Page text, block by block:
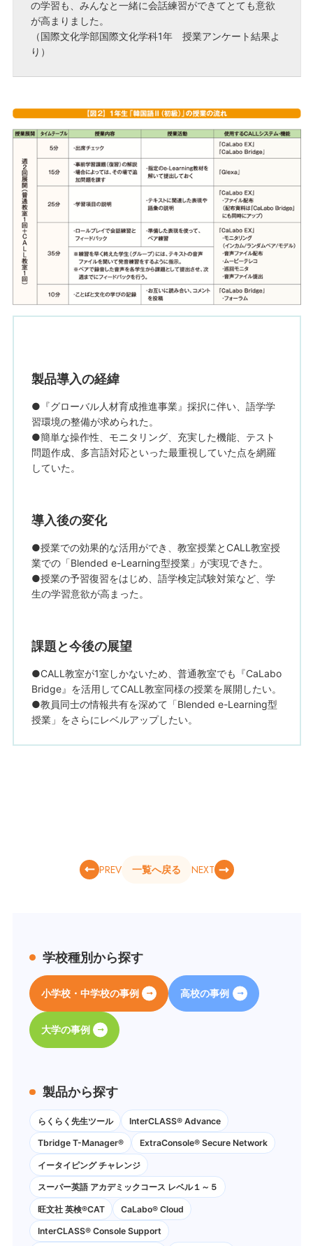
の学習も、みんなと一緒に会話練習ができてとても意欲
が高まりました。
（国際文化学部国際文化学科1年 授業アンケート結果よ
り）
製品導入の経緯
●『グローバル人材育成推進事業』採択に伴い、語学学
習環境の整備が求められた。
●簡単な操作性、モニタリング、充実した機能、テスト
問題作成、多言語対応といった最重視していた点を網羅
していた。
導入後の変化
●授業での効果的な活用ができ、教室授業とCALL教室授
業での「Blended e-Learning型授業」が実現できた。
●授業の予習復習をはじめ、語学検定試験対策など、学
生の学習意欲が高まった。
課題と今後の展望
●CALL教室が1室しかないため、普通教室でも『CaLabo
Bridge』を活用してCALL教室同様の授業を展開したい。
●教員同士の情報共有を深めて「Blended e-Learning型
授業」をさらにレベルアップしたい。
PREV 一覧へ戻る NEXT
学校種別から探す
小学校・中学校の事例 高校の事例
大学の事例
製品から探す
らくらく先生ツール InterCLASS® Advance
Tbridge T-Manager® ExtraConsole® Secure Network
イータイピング チャレンジ
スーパー英語 アカデミックコース レベル１～５
旺文社 英検®CAT CaLabo®︎ Cloud
InterCLASS®︎ Console Support